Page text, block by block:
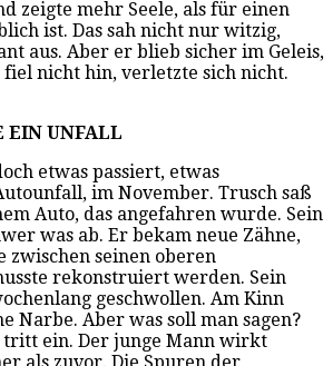
zeigte mehr Seele, als für einen
ist. Das sah nicht nur witzig,
aus. Aber er blieb sicher im Geleis,
nicht hin, verletzte sich nicht.
EIN UNFALL
etwas passiert, etwas
im November. Trusch saß
Auto, das angefahren wurde. Sein
was ab. Er bekam neue Zähne,
zwischen seinen oberen
rekonstruiert werden. Sein
geschwollen. Am Kinn
Narbe. Aber was soll man sagen?
tritt ein. Der junge Mann wirkt